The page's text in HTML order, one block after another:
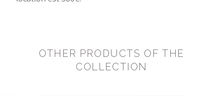
OTHER PRODUCTS OF THE
COLLECTION